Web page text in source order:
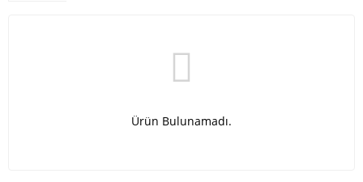
Ürün Bulunamadı.